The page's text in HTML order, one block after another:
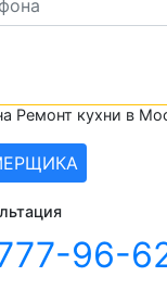
Ремонт кухни в
96-